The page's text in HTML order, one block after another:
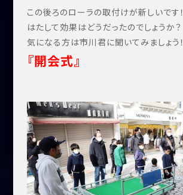
この後ろのローラの取付けが新しいです！
はたして効果はどうだったのでしょうか？
気になる方は市川君に聞いてみましょう！
『開会式』